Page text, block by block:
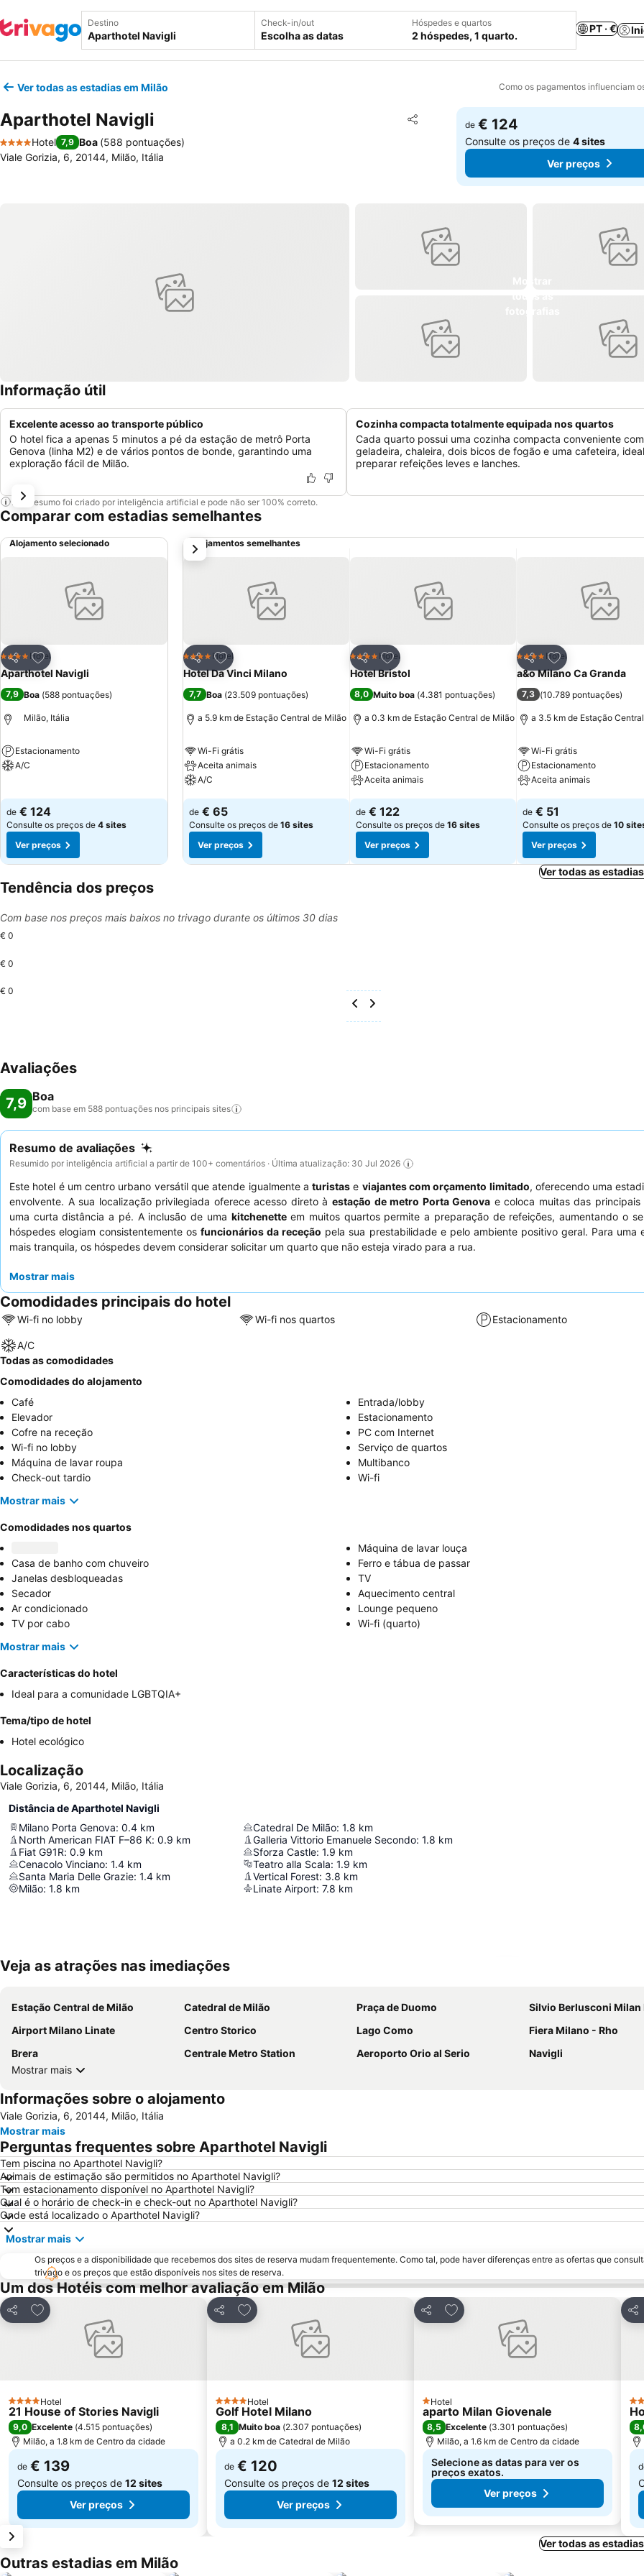
Destino Check-in/out
Escolha as datas
Hóspedes e quartos
2 hóspedes, 1 quarto.
PT · €
Ver todas as estadias em Milão Como os pagamentos influenciam
Aparthotel Navigli Partilhar
Adicionar aos favoritos
4 Estrelas
Hotel 7,9 Boa (588 pontuações)
Viale Gorizia, 6, 20144, Milão, Itália
de € 124
Consulte os preços de4 sites
Ver preços
Informação útil
Excelente acesso ao transporte público
O hotel fica a apenas 5 minutos a pé da estação de metrô Porta
Genova (linha M2) e de vários pontos de bonde, garantindo uma
exploração fácil de Milão.
Cozinha compacta totalmente equipada nos quartos
Cada quarto possui uma cozinha compacta conveniente com
geladeira, chaleira, dois bicos de fogão e uma cafeteira,
preparar refeições leves e lanches.
Este resumo foi criado por inteligência artificial e pode não ser 100% correto.
Comparar com estadias semelhantes
Alojamento selecionado
Partilhar
Adicionar aos favoritos
4 EstrelasHotel
Aparthotel Navigli
7,9 Boa (588 pontuações)
Milão, Itália
Estacionamento
A/C
de € 124
Consulte os preços de 4 sites
Ver preços
Alojamentos semelhantes
Partilhar
Adicionar aos favoritos
4 EstrelasHotel
Hotel Da Vinci Milano
7,7 Boa (23.509 pontuações)
a 5.9 km de Estação Central de Milão
Wi-Fi grátis
Aceita animais
A/C
Ver preços
de € 65
Consulte os preços de 16 sites
Ver preços
Partilhar
Adicionar aos favoritos
4 EstrelasHotel
Hotel Bristol
8,0 Muito boa (4.381 pontuações)
a 0.3 km de Estação Central de Milão
Wi-Fi grátis
Estacionamento
Aceita animais
Ver preços
de € 122
Consulte os preços de 16 sites
Ver preços
Partilhar
Adicionar aos
4 EstrelasHotel
a&o Milano Ca Granda
7,3 (10.789 pontuações)
a 3.5 km de Estação
Wi-Fi grátis
Estacionamento
Aceita animais
Ver preços
de € 51
Consulte os preços de 10
Ver preços
próximo
Ver todas as
Tendência dos preços
Com base nos preços mais baixos no trivago durante os últimos 30 dias
€ 0
€ 0
€ 0
Avaliações
7,9 Boa
com base em 588 pontuações nos principais sites
Resumo de avaliações
Resumido por inteligência artificial a partir de 100+ comentários · Última atualização: 30 Jul 2026
Este hotel é um centro urbano versátil que atende igualmente aturistas e viajantes com orçamento limitado, oferecendo uma
envolvente. A sua localização privilegiada oferece acesso direto à estação de metro Porta Genova e coloca muitas das principais
uma curta distância a pé. A inclusão de uma kitchenetteem muitos quartos permite a preparação de refeições, aumentando o
hóspedes elogiam consistentemente osfuncionários da receção pela sua prestabilidade e pelo ambiente positivo geral. Para uma
mais tranquila, os hóspedes devem considerar solicitar um quarto que não esteja virado para a rua.
Mostrar mais
Comodidades principais do hotel
Wi-fi no lobby Wi-fi nos quartos Estacionamento
A/C
Todas as comodidades
Comodidades do alojamento
Café
Entrada/lobby
Elevador
Estacionamento
Cofre na receção
PC com Internet
Wi-fi no lobby
Serviço de quartos
Máquina de lavar roupa
Multibanco
Check-out tardio
Wi-fi
Mostrar mais
Comodidades nos quartos
Máquina de lavar louça
Casa de banho com chuveiro
Ferro e tábua de passar
Janelas desbloqueadas
TV
Secador
Aquecimento central
Ar condicionado
Lounge pequeno
TV por cabo
Wi-fi (quarto)
Mostrar mais
Características do hotel
Ideal para a comunidade LGBTQIA+
Tema/tipo de hotel
Hotel ecológico
Localização
Viale Gorizia, 6, 20144, Milão, Itália
Distância de Aparthotel Navigli
Milano Porta Genova: 0.4 km
North American FIAT F–86 K: 0.9 km
Fiat G91R: 0.9 km
Cenacolo Vinciano: 1.4 km
Santa Maria Delle Grazie: 1.4 km
Milão: 1.8 km
Catedral De Milão: 1.8 km
Galleria Vittorio Emanuele Secondo: 1.8 km
Sforza Castle: 1.9 km
Teatro alla Scala: 1.9 km
Vertical Forest: 3.8 km
Linate Airport: 7.8 km
Veja as atrações nas imediações
Estação Central de Milão Catedral de Milão Praça de Duomo
Silvio Berlusconi Milan
Airport Milano Linate
Centro Storico Lago Como
Fiera Milano - Rho
Brera
Centrale Metro Station Aeroporto Orio al Serio
Navigli
Mostrar mais
Informações sobre o alojamento
Viale Gorizia, 6, 20144, Milão, Itália
Mostrar mais
Perguntas frequentes sobre Aparthotel Navigli
Tem piscina no Aparthotel Navigli?
Animais de estimação são permitidos no Aparthotel Navigli?
Tem estacionamento disponível no Aparthotel Navigli?
Qual é o horário de check-in e check-out no Aparthotel Navigli?
Onde está localizado o Aparthotel Navigli?
Mostrar mais
Os preços e a disponibilidade que recebemos dos sites de reserva mudam frequentemente. Como tal, pode haver diferenças entre as ofertas que
trivago e os preços que estão disponíveis nos sites de reserva.
Um dos Hotéis com melhor avaliação em Milão
Partilhar
Adicionar aos favoritos
4 Estrelas
Hotel
21 House of Stories Navigli
9,0 Excelente (4.515 pontuações)
Milão, a 1.8 km de Centro da cidade
de € 139
Consulte os preços de 12 sites
Ver preços
Partilhar
Adicionar aos favoritos
4 Estrelas
Hotel
Golf Hotel Milano
8,1 Muito boa (2.307 pontuações)
a 0.2 km de Catedral de Milão
de € 120
Consulte os preços de 12 sites
Ver preços
Partilhar
Adicionar aos favoritos
1 Estrelas
Hotel
aparto Milan Giovenale
8,5 Excelente (3.301 pontuações)
Milão, a 1.6 km de Centro da cidade
Selecione as datas para ver os
preços exatos.
Ver preços
4
Ver todas as
Outras estadias em Milão